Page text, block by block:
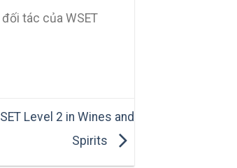
tác của WSET
Level 2 in Wines and
Spirits